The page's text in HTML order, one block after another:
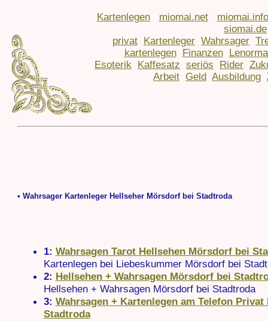
Kartenlegen miomai.net
miomai.info
siomai.de
privat
Kartenleger Wahrsager
kartenlegen
Finanzen
Esoterik
Kaffesatz seriös Rider
Arbeit Geld Ausbildung
• Wahrsager Kartenleger Hellseher Mörsdorf bei Stadtroda
1: Wahrsagen Tarot Hellsehen Mörsdorf bei
Kartenlegen bei Liebeskummer Mörsdorf bei
2: Hellsehen + Wahrsagen Mörsdorf bei
Hellsehen + Wahrsagen Mörsdorf bei Stadtroda
3: Wahrsagen + Kartenlegen am Telefon
Stadtroda